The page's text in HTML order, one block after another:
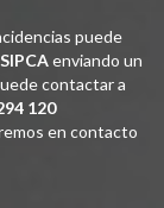
puede
SIPCAenviando un
contactar a
120
en contacto